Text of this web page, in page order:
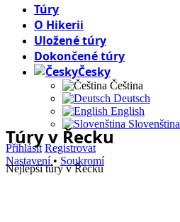
Túry
O Hikerii
Uložené túry
Dokončené túry
Česky
Čeština
Deutsch
English
Slovenština
Přihlásit Registrovat
Nastavení • Soukromí
Túryv Řecku
Nejlepší túry v Řecku